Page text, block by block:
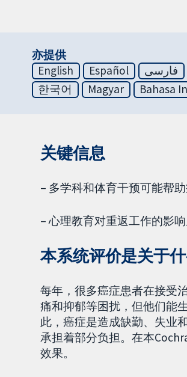
亦提供
English
Español فارسی
한국어
Magyar Bahasa
关键信息
– 多学科和体育干预可能帮
– 心理教育对重返工作的影
本系统评价是关于
每年，很多癌症患者在接受
痛和抑郁等困扰，但他们能
此，癌症是造成缺勤、失业
承担着部分负担。在本
效果。